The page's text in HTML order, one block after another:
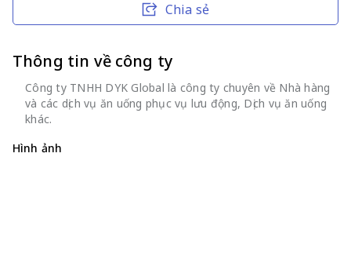
Chia sẻ
Thông tin về công ty
Công ty TNHH DYK Global là công ty chuyên về Nhà hàng
và các dịch vụ ăn uống phục vụ lưu động, Dịch vụ ăn uống
khác.
Hình ảnh